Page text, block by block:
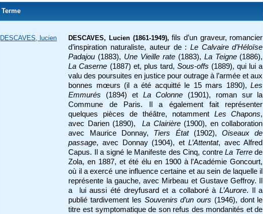
Terme
DESCAVES, lucien DESCAVES, Lucien (1861-1949), fils d’un graveur, romancier
d’inspiration naturaliste, auteur de : Le Calvaire d’Héloïse
Padajou (1883), Une Vieille rate (1883), La Teigne (1886),
La Caserne (1887) et, plus tard, Sous-offs (1889), qui lui a
valu des poursuites en justice pour outrage à l’armée et aux
bonnes mœurs (il a été acquitté le 15 mars 1890),Les
Emmurés (1894) et La Colonne (1901), roman sur la
Commune de Paris. Il a également fait représenter
quelques pièces de théâtre, notamment Les Chapons,
avec Darien (1890),La Clairière(1900), en collaboration
avec Maurice Donnay, Tiers État(1902),Oiseaux de
passage, avec Donnay (1904), etL’Attentat, avec Alfred
Capus. Il a signé le Manifeste des Cinq, contreLa Terrede
Zola, en 1887, et été élu en 1900 à l’Académie Goncourt,
où il a exercé une influence certaine et au sein de laquelle il
représente la gauche, avec Mirbeau et Gustave Geffroy. Il
a lui aussi été dreyfusard et a collaboré àL’Aurore. Il a
publié tardivement les Souvenirs d’un ours (1946), dont le
titre est symptomatique de son refus des mondanités et de